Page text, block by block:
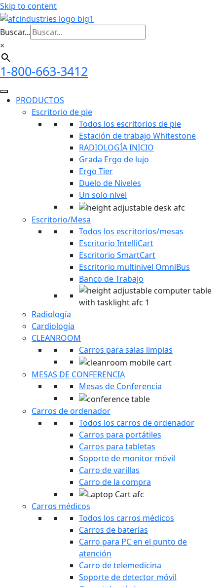
Skip to content
Buscar...
×
1-800-663-3412
PRODUCTOS
Escritorio de pie
Todos los escritorios de pie
Estación de trabajo Whitestone
RADIOLOGÍA INICIO
Grada Ergo de lujo
Ergo Tier
Duelo de Niveles
Un solo nivel
Escritorio/Mesa
Todos los escritorios/mesas
Escritorio IntelliCart
Escritorio SmartCart
Escritorio multinivel OmniBus
Banco de Trabajo
Radiología
Cardiología
CLEANROOM
Carros para salas limpias
MESAS DE CONFERENCIA
Mesas de Conferencia
Carros de ordenador
Todos los carros de ordenador
Carros para portátiles
Carros para tabletas
Soporte de monitor móvil
Carro de varillas
Carro de la compra
Carros médicos
Todos los carros médicos
Carros de baterías
Carro para PC en el punto de
atención
Carro de telemedicina
Soporte de detector móvil